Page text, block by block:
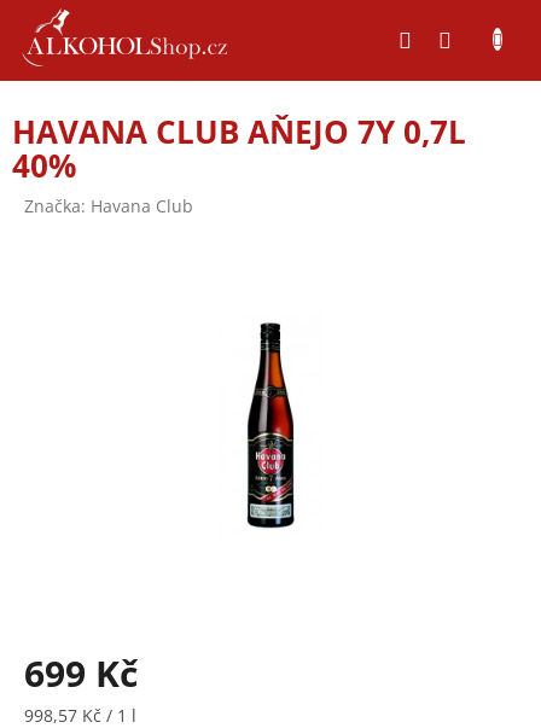
obsah
HAVANA CLUB AŇEJO 7Y 0,7L
40%
Značka: Havana Club
699 Kč
Měrná
998,57 Kč / 1 l